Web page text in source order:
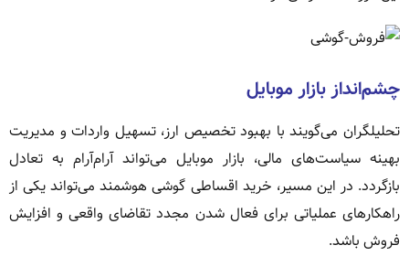
چشم‌انداز بازار موبایل
تحلیلگران می‌گویند با بهبود تخصیص ارز، تسهیل واردات و مدیریت
بهینه سیاست‌های مالی، بازار موبایل می‌تواند آرام‌آرام به تعادل
بازگردد. در این مسیر، خرید اقساطی گوشی هوشمند می‌تواند یکی از
راهکارهای عملیاتی برای فعال شدن مجدد تقاضای واقعی و افزایش
فروش باشد.